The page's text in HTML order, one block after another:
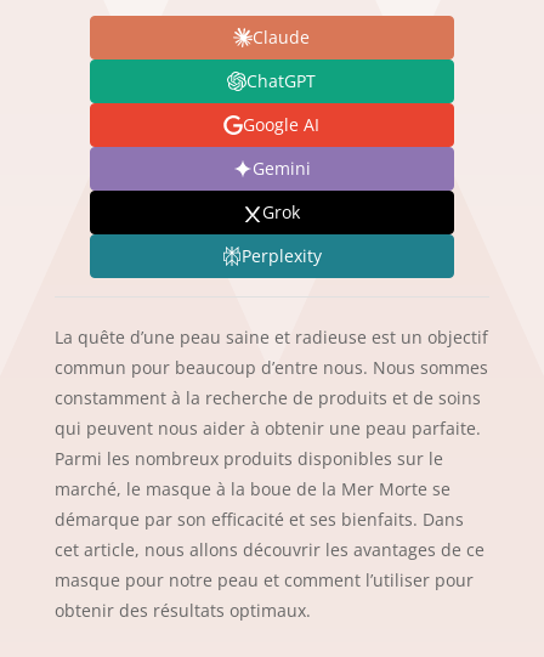
Claude
ChatGPT
Google AI
Gemini
Grok
Perplexity
La quête d’une peau saine et radieuse est un objectif
commun pour beaucoup d’entre nous. Nous sommes
constamment à la recherche de produits et de soins
qui peuvent nous aider à obtenir une peau parfaite.
Parmi les nombreux produits disponibles sur le
marché, le masque à la boue de la Mer Morte se
démarque par son efficacité et ses bienfaits. Dans
cet article, nous allons découvrir les avantages de ce
masque pour notre peau et comment l’utiliser pour
obtenir des résultats optimaux.